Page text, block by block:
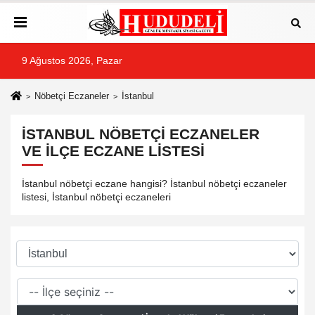
9 Ağustos 2026, Pazar
Nöbetçi Eczaneler İstanbul
İSTANBUL NÖBETÇI ECZANELER
VE İLÇE ECZANE LISTESI
İstanbul nöbetçi eczane hangisi? İstanbul nöbetçi eczaneler
listesi, İstanbul nöbetçi eczaneleri